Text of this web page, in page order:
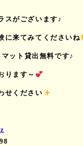
スがございます♪
に来てみてくださいね
ット貸出無料です♪
ります～
せください